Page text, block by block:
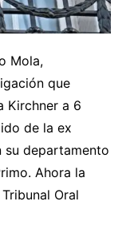
Mola,
que
Kirchner a 6
de la ex
su departamento
Ahora la
Oral